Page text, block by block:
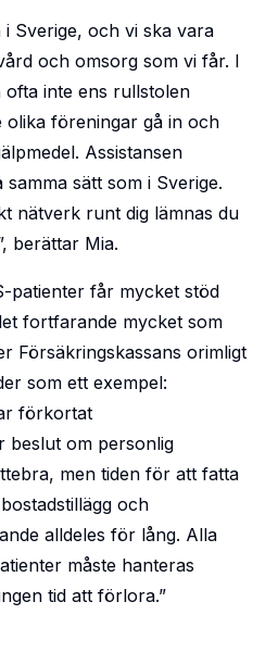
Sverige, och vi ska vara
och omsorg som vi får. I
inte ens rullstolen
olika föreningar gå in och
Assistansen
sätt som i Sverige.
nätverk runt dig lämnas du
berättar Mia.
patienter får mycket stöd
fortfarande mycket som
Försäkringskassans orimligt
som ett exempel:
förkortat
beslut om personlig
men tiden för att fatta
och
alldeles för lång. Alla
måste hanteras
tid att förlora.”